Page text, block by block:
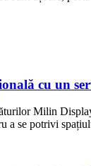
cu un
Milin
a se potrivi